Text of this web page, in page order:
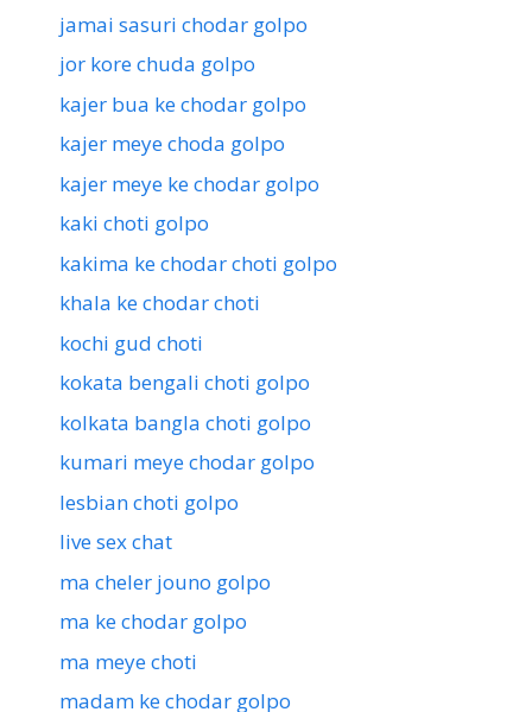
jamai sasuri chodar golpo
jor kore chuda golpo
kajer bua ke chodar golpo
kajer meye choda golpo
kajer meye ke chodar golpo
kaki choti golpo
kakima ke chodar choti golpo
khala ke chodar choti
kochi gud choti
kokata bengali choti golpo
kolkata bangla choti golpo
kumari meye chodar golpo
lesbian choti golpo
live sex chat
ma cheler jouno golpo
ma ke chodar golpo
ma meye choti
madam ke chodar golpo